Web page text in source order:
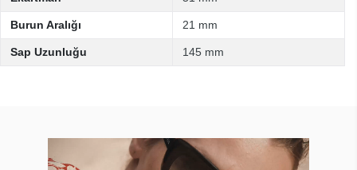
Burun Aralığı 21 mm
Sap Uzunluğu 145 mm